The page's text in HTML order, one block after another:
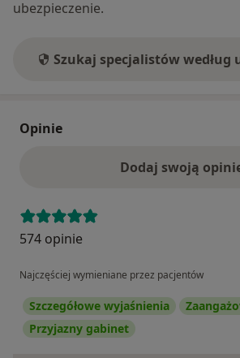
ubezpieczenie.
Szukaj specjalistów według
Opinie
Dodaj swoją
574 opinie
Najczęściej wymieniane przez pacjentów
Szczegółowe wyjaśnienia
Przyjazny gabinet